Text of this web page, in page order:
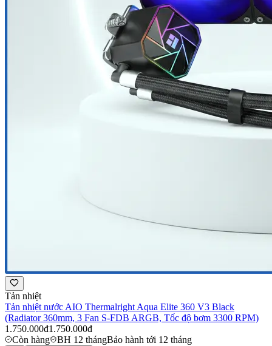
Tản nhiệt
Tản nhiệt nước AIO Thermalright Aqua Elite 360 V3 Black
(Radiator 360mm, 3 Fan S-FDB ARGB, Tốc độ bơm 3300 RPM)
1.750.000đ1.750.000đ
Còn hàng
BH 12 thángBảo hành tới 12 tháng